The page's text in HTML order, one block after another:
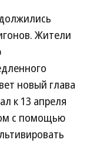
Жители
новый глава
к 13 апреля
с помощью